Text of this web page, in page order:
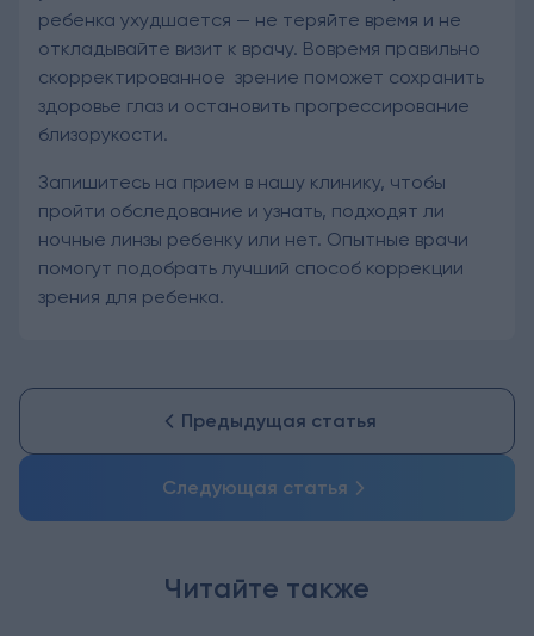
ребенка ухудшается — не теряйте время и не
откладывайте визит к врачу. Вовремя правильно
скорректированное зрение поможет сохранить
здоровье глаз и остановить прогрессирование
близорукости.
Запишитесь на прием в нашу клинику, чтобы
пройти обследование и узнать, подходят ли
ночные линзы ребенку или нет. Опытные врачи
помогут подобрать лучший способ коррекции
зрения для ребенка.
Предыдущая статья
Следующая статья
Читайте также